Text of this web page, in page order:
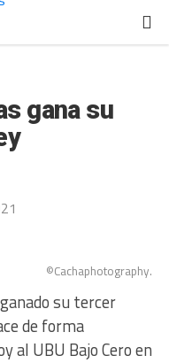
gana su
©Cachaphotography.
su tercer
de forma
al UBU Bajo Cero en